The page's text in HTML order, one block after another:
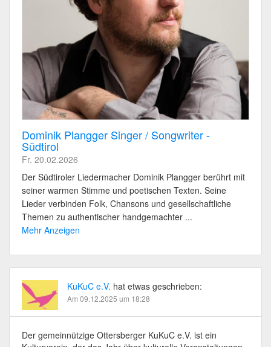
Dominik Plangger Singer / Songwriter -
Südtirol
Fr. 20.02.2026
Der Südtiroler Liedermacher Dominik Plangger berührt mit
seiner warmen Stimme und poetischen Texten. Seine
Lieder verbinden Folk, Chansons und gesellschaftliche
Themen zu authentischer handgemachter ...
Mehr Anzeigen
KuKuC e.V. hat etwas geschrieben:
Am 09.12.2025 um 18:28
Der gemeinnützige Ottersberger KuKuC e.V. ist ein